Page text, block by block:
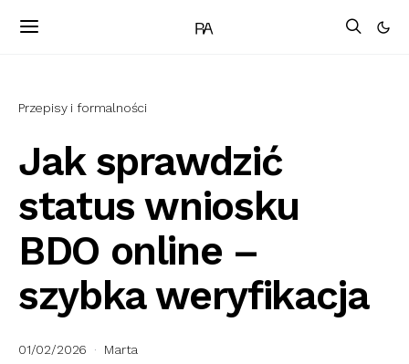
Przepisy i formalności
Jak sprawdzić
status wniosku
BDO online –
szybka weryfikacja
01/02/2026 Marta